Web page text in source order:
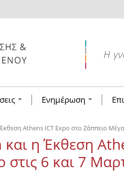
Ενημέρωση
Athens ICT Expo στο Ζάππειο
η Έκθεση
6 και 7